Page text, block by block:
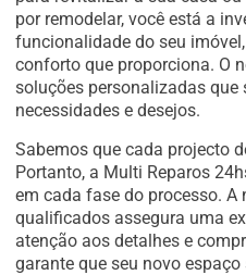
por remodelar, você está a
funcionalidade do seu
conforto que proporciona. O
soluções personalizadas que
necessidades e desejos.
Sabemos que cada projecto
Portanto, a Multi Reparos
em cada fase do processo.
qualificados assegura uma
atenção aos detalhes e
garante que seu novo